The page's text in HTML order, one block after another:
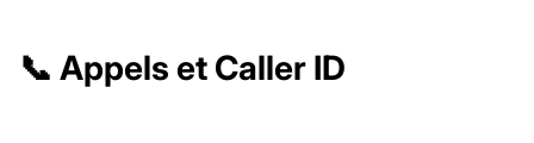
📞 Appels et Caller ID